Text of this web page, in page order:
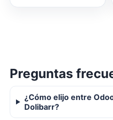
Preguntas
¿Cómo elijo entre
Dolibarr?